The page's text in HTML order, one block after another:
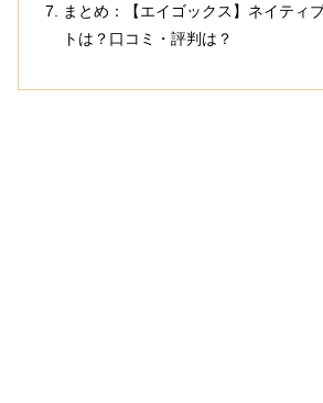
まとめ：【エイゴックス】ネイティ
トは？口コミ・評判は？